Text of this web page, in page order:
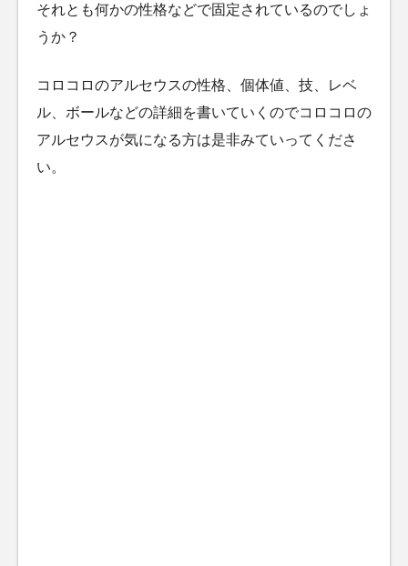
それとも何かの性格などで固定されているのでしょ
うか？
コロコロのアルセウスの性格、個体値、技、レベ
ル、ボールなどの詳細を書いていくのでコロコロの
アルセウスが気になる方は是非みていってくださ
い。